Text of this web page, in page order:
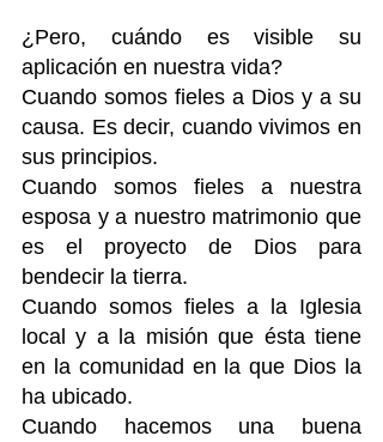
¿Pero, cuándo es visible su
aplicación en nuestra vida?
Cuando somos fieles a Dios y a su
causa. Es decir, cuando vivimos en
sus principios.
Cuando somos fieles a nuestra
esposa y a nuestro matrimonio que
es el proyecto de Dios para
bendecir la tierra.
Cuando somos fieles a la Iglesia
local y a la misión que ésta tiene
en la comunidad en la que Dios la
ha ubicado.
Cuando hacemos una buena